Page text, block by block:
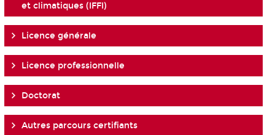
et climatiques (IFFI)
Licence générale
Licence professionnelle
Doctorat
Autres parcours certifiants